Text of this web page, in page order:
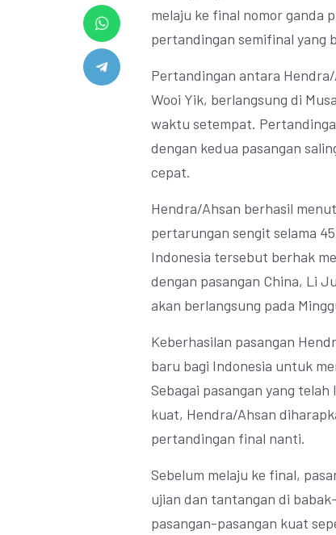
melaju ke final nomor ganda
pertandingan semifinal yang
Pertandingan antara Hendra/
Wooi Yik, berlangsung di
waktu setempat.
dengan kedua pasangan
cepat.
Hendra/Ahsan berhasil
pertarungan sengit selama
Indonesia tersebut berhak
dengan pasangan China, Li
akan berlangsung pada
Keberhasilan pasangan
baru bagi Indonesia untuk
Sebagai pasangan yang
kuat, Hendra/Ahsan
pertandingan final nanti.
Sebelum melaju ke final,
ujian dan tantangan di
pasangan-pasangan kuat